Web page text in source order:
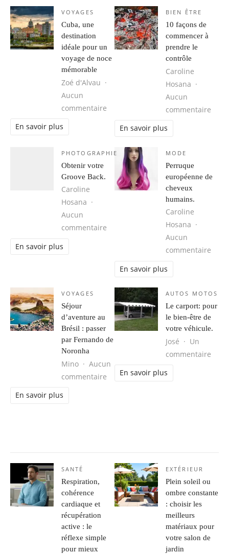
VOYAGES
Cuba, une
destination
idéale pour un
voyage de noce
mémorable
Zoé d'Alvau
Aucun
commentaire sur Cuba, une destination idéale
En savoir plus
BIEN ÊTRE
10 façons de
commencer à
prendre le
contrôle
Caroline
Hosana
Aucun
commentaire
En savoir plus
PHOTOGRAPHIE
Obtenir votre
Groove Back.
Caroline
Hosana
Aucun
commentaire sur Obtenir votre Groove Back.
En savoir plus
MODE
Perruque
européenne de
cheveux
humains.
Caroline
Hosana
Aucun
commentaire
En savoir plus
VOYAGES
Séjour
d’aventure au
Brésil : passer
par Fernando de
Noronha
Mino
Aucun
commentaire sur Séjour d’aventure au Brésil :
En savoir plus
AUTOS MOTOS
Le carport: pour
le bien-être de
votre véhicule.
José
Un
commentaire
En savoir plus
SANTÉ
Respiration,
cohérence
cardiaque et
récupération
active : le
réflexe simple
pour mieux
EXTÉRIEUR
Plein soleil ou
ombre constante
: choisir les
meilleurs
matériaux pour
votre salon de
jardin